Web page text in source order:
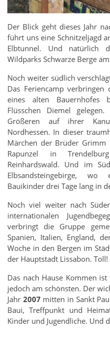
Der Blick geht dieses Jahr
führt uns eine Schnitzeljagd
Elbtunnel. Und natürlich
Wildparks Schwarze Berge
Noch weiter südlich
Das Feriencamp
eines alten Bauernhofes
Flüsschen Diemel
Größeren auf ihrer
Nordhessen. In dieser
Märchen der Brüder Grimm
Rapunzel in
Reinhardswald. Und im
Elbsandsteingebirge,
Bauikinder drei Tage lang in
Noch viel weiter nach
internationalen
verbringt die Gruppe
Spanien, Italien, England,
Woche in den Bergen im
der Hauptstadt Lissabon. Toll!
Das nach Hause Kommen
jedoch am schönsten. Der
Jahr 2007 mitten in Sankt
Baui, Treffpunkt und
Kinder und Jugendliche. Und